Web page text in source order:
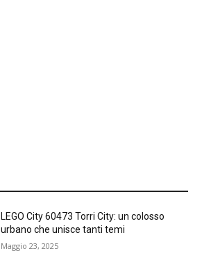
LEGO City 60473 Torri City: un colosso
urbano che unisce tanti temi
Maggio 23, 2025